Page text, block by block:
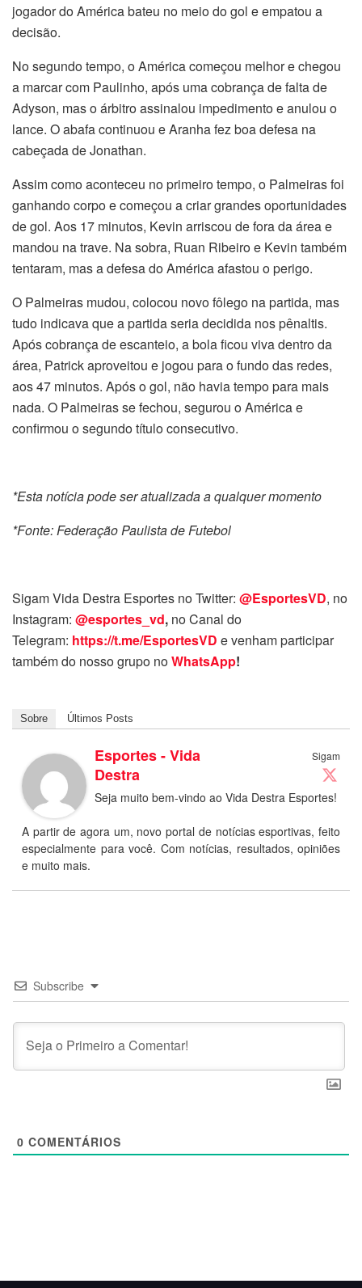
jogador do América bateu no meio do gol e empatou a
decisão.
No segundo tempo, o América começou melhor e chegou
a marcar com Paulinho, após uma cobrança de falta de
Adyson, mas o árbitro assinalou impedimento e anulou o
lance. O abafa continuou e Aranha fez boa defesa na
cabeçada de Jonathan.
Assim como aconteceu no primeiro tempo, o Palmeiras foi
ganhando corpo e começou a criar grandes oportunidades
de gol. Aos 17 minutos, Kevin arriscou de fora da área e
mandou na trave. Na sobra, Ruan Ribeiro e Kevin também
tentaram, mas a defesa do América afastou o perigo.
O Palmeiras mudou, colocou novo fôlego na partida, mas
tudo indicava que a partida seria decidida nos pênaltis.
Após cobrança de escanteio, a bola ficou viva dentro da
área, Patrick aproveitou e jogou para o fundo das redes,
aos 47 minutos. Após o gol, não havia tempo para mais
nada. O Palmeiras se fechou, segurou o América e
confirmou o segundo título consecutivo.
*Esta notícia pode ser atualizada a qualquer momento
*Fonte: Federação Paulista de Futebol
Sigam Vida Destra Esportes no Twitter: @EsportesVD, no
Instagram: @esportes_vd, no Canal do
Telegram: https://t.me/EsportesVD e venham participar
também do nosso grupo noWhatsApp!
Sobre Últimos Posts
Sigam
Esportes - Vida
Destra
Seja muito bem-vindo ao Vida Destra Esportes!
A partir de agora um, novo portal de notícias esportivas, feito
especialmente para você. Com notícias, resultados, opiniões
e muito mais.
Subscribe
0 COMENTÁRIOS